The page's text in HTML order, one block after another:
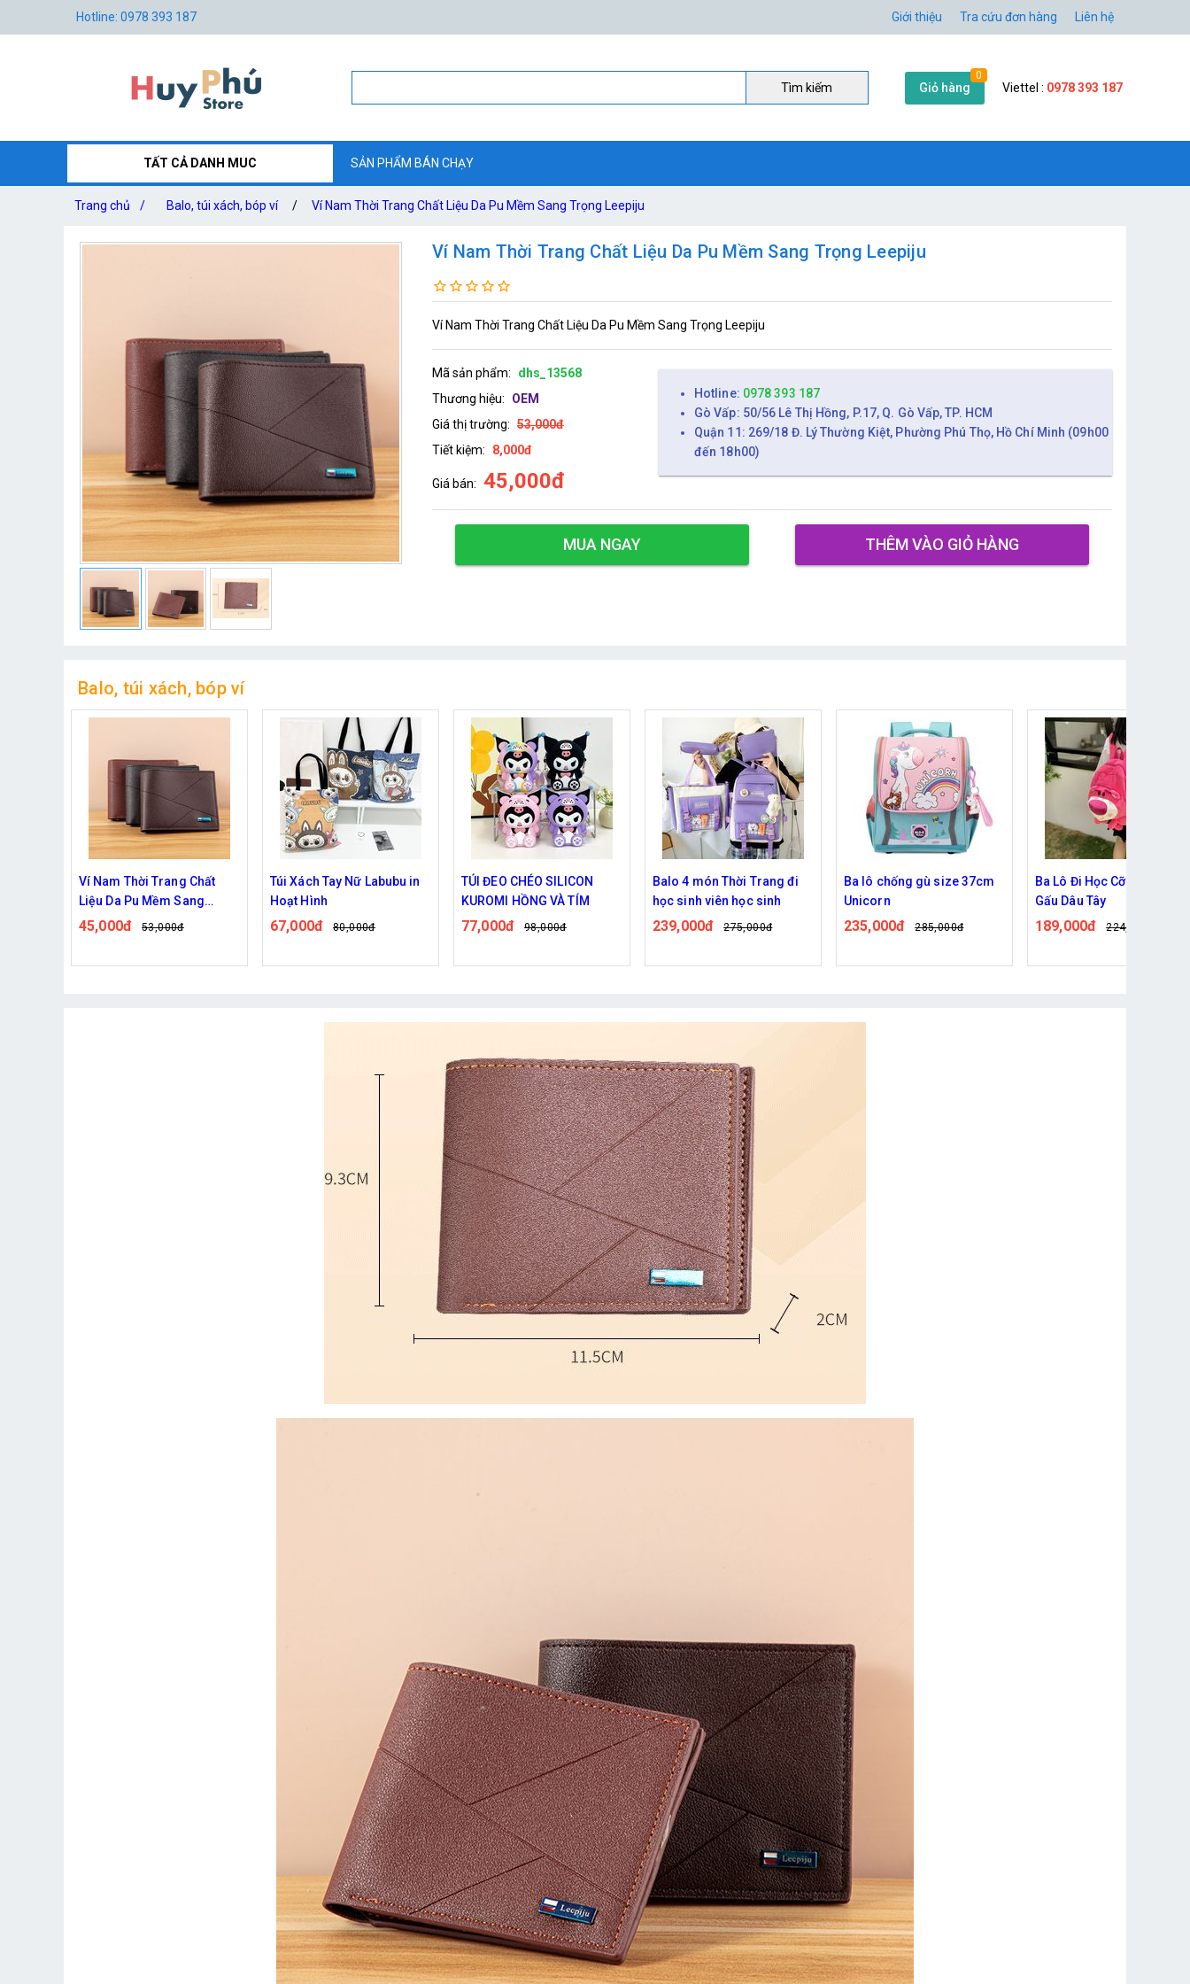
Hotline: 0978 393 187 Giới thiệu Tra cứu đơn hàng Liên hệ
Tìm kiếm Giỏ hàng
0
Viettel : 0978 393 187
TẤT CẢ DANH MUC SẢN PHẨM BÁN CHẠY
Trang chủ / Balo, túi xách, bóp ví / Ví Nam Thời Trang Chất Liệu Da Pu Mềm Sang Trọng Leepiju
Ví Nam Thời Trang Chất Liệu Da Pu Mềm Sang Trọng Leepiju
Ví Nam Thời Trang Chất Liệu Da Pu Mềm Sang Trọng Leepiju
Mã sản phẩm:
dhs_13568
Thương hiệu:
OEM
Giá thị trường: 53,000đ
Tiết kiệm:
8,000đ
Giá bán: 45,000đ
Hotline: 0978 393 187
Gò Vấp: 50/56 Lê Thị Hồng, P.17, Q. Gò Vấp, TP. HCM
Quận 11: 269/18 Đ. Lý Thường Kiệt, Phường Phú Thọ, Hồ Chí Minh (09h00
đến 18h00)
MUA NGAY THÊM VÀO GIỎ HÀNG
Balo, túi xách, bóp ví
Túi Xách Tay Nữ Labubu in
Hoạt Hình
67,000đ 80,000đ
TÚI ĐEO CHÉO SILICON
KUROMI HỒNG VÀ TÍM
77,000đ 98,000đ
Balo 4 món Thời Trang đi
học sinh viên học sinh
239,000đ 275,000đ
Ba lô chống gù size 37cm
Unicorn
235,000đ 285,000đ
Ba Lô Đi Học Cỡ Lớn In Hình
Gấu Dâu Tây
189,000đ 224,000đ
Túi Học Thêm Dáng Ngang
Kèm Túi Nhỏ Hoạt Hình
Trong Suốt
121,000đ 145,000đ